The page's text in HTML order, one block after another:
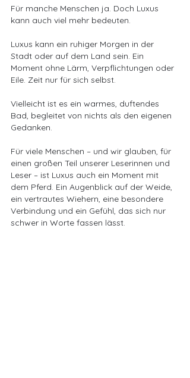
Für manche Menschen ja. Doch Luxus
kann auch viel mehr bedeuten.
Luxus kann ein ruhiger Morgen in der
Stadt oder auf dem Land sein. Ein
Moment ohne Lärm, Verpflichtungen oder
Eile. Zeit nur für sich selbst.
Vielleicht ist es ein warmes, duftendes
Bad, begleitet von nichts als den eigenen
Gedanken.
Für viele Menschen – und wir glauben, für
einen großen Teil unserer Leserinnen und
Leser – ist Luxus auch ein Moment mit
dem Pferd. Ein Augenblick auf der Weide,
ein vertrautes Wiehern, eine besondere
Verbindung und ein Gefühl, das sich nur
schwer in Worte fassen lässt.